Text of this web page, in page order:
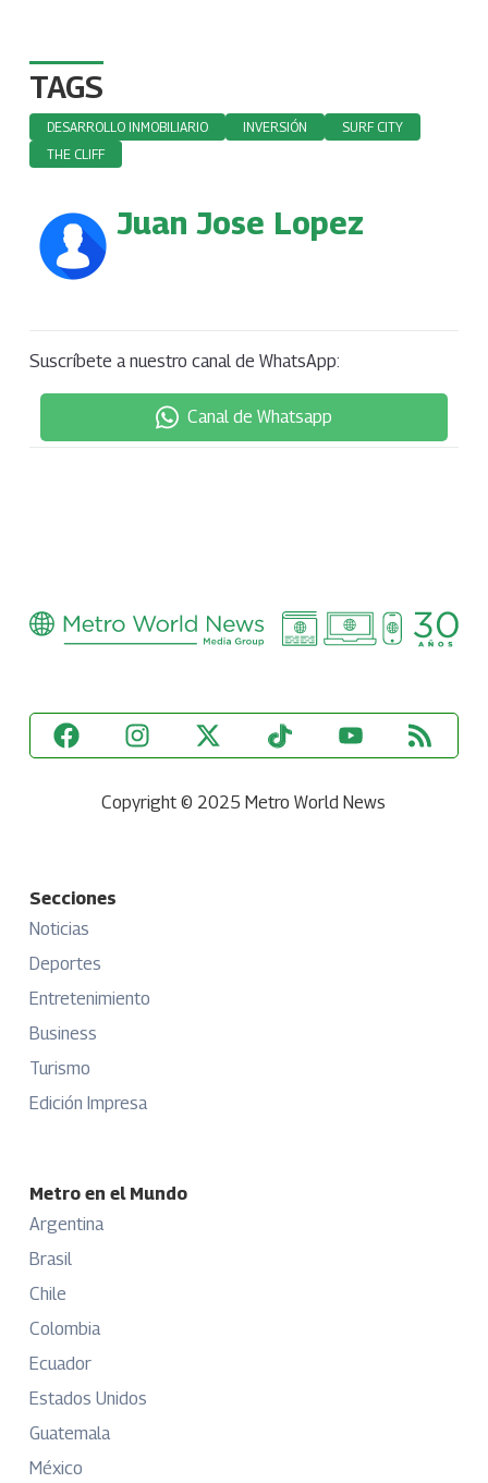
TAGS
DESARROLLO INMOBILIARIO INVERSIÓN
SURF CITY
THE CLIFF
Juan Jose Lopez
Suscríbete a nuestro canal de WhatsApp:
Canal de Whatsapp
Copyright © 2025 Metro World News
Secciones
Noticias
Deportes
Entretenimiento
Business
Turismo
Edición Impresa
Metro en el Mundo
Argentina
Brasil
Chile
Colombia
Ecuador
Estados Unidos
Guatemala
México